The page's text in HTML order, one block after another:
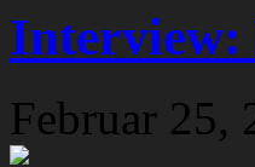
Interview:
Februar 25,